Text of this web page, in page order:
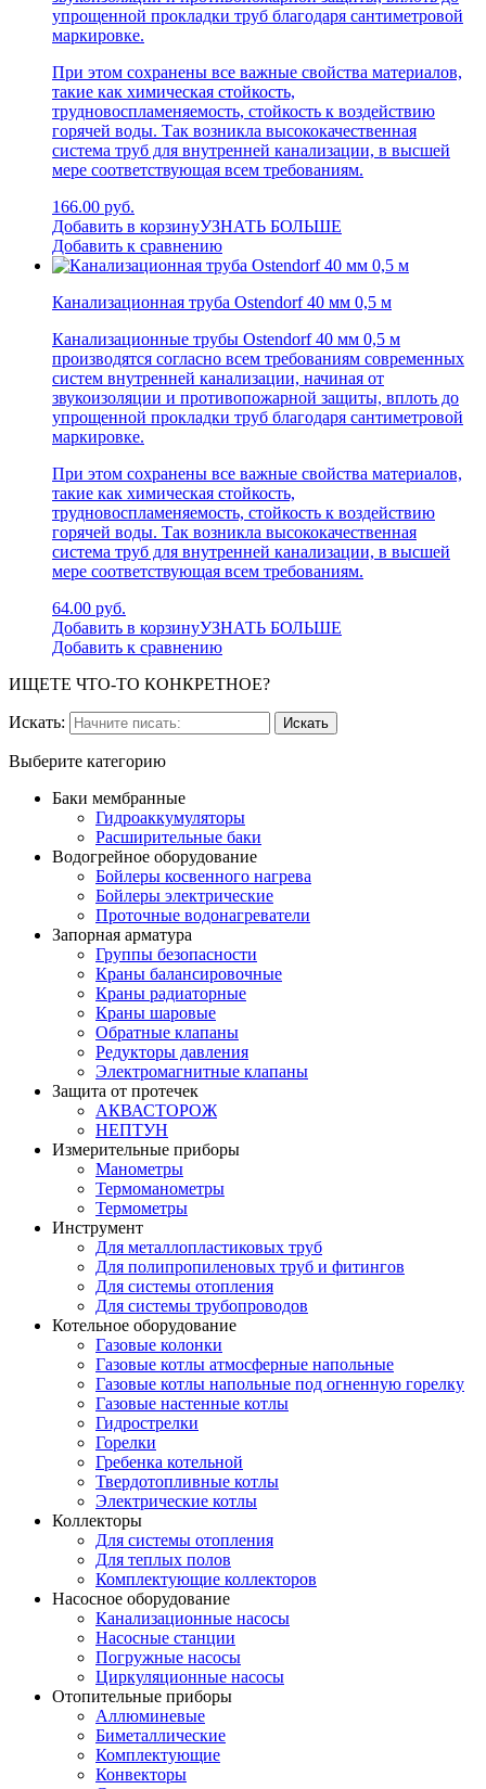
упрощенной прокладки труб благодаря сантиметровой
маркировке.
При этом сохранены все важные свойства материалов,
такие как химическая стойкость,
трудновоспламеняемость, стойкость к воздействию
горячей воды. Так возникла высококачественная
система труб для внутренней канализации, в высшей
мере соответствующая всем требованиям.
166.00 руб.
Добавить в корзинуУЗНАТЬ БОЛЬШЕ
Добавить к сравнению
Канализационная труба Ostendorf 40 мм 0,5 м
Канализационные трубы Ostendorf 40 мм 0,5 м
производятся согласно всем требованиям современных
систем внутренней канализации, начиная от
звукоизоляции и противопожарной защиты, вплоть до
упрощенной прокладки труб благодаря сантиметровой
маркировке.
При этом сохранены все важные свойства материалов,
такие как химическая стойкость,
трудновоспламеняемость, стойкость к воздействию
горячей воды. Так возникла высококачественная
система труб для внутренней канализации, в высшей
мере соответствующая всем требованиям.
64.00 руб.
Добавить в корзинуУЗНАТЬ БОЛЬШЕ
Добавить к сравнению
ИЩЕТЕ ЧТО-ТО КОНКРЕТНОЕ?
Искать:
Выберите категорию
Баки мембранные
Гидроаккумуляторы
Расширительные баки
Водогрейное оборудование
Бойлеры косвенного нагрева
Бойлеры электрические
Проточные водонагреватели
Запорная арматура
Группы безопасности
Краны балансировочные
Краны радиаторные
Краны шаровые
Обратные клапаны
Редукторы давления
Электромагнитные клапаны
Защита от протечек
АКВАСТОРОЖ
НЕПТУН
Измерительные приборы
Манометры
Термоманометры
Термометры
Инструмент
Для металлопластиковых труб
Для полипропиленовых труб и фитингов
Для системы отопления
Для системы трубопроводов
Котельное оборудование
Газовые колонки
Газовые котлы атмосферные напольные
Газовые котлы напольные под огненную горелку
Газовые настенные котлы
Гидрострелки
Горелки
Гребенка котельной
Твердотопливные котлы
Электрические котлы
Коллекторы
Для системы отопления
Для теплых полов
Комплектующие коллекторов
Насосное оборудование
Канализационные насосы
Насосные станции
Погружные насосы
Циркуляционные насосы
Отопительные приборы
Аллюминевые
Биметаллические
Комплектующие
Конвекторы